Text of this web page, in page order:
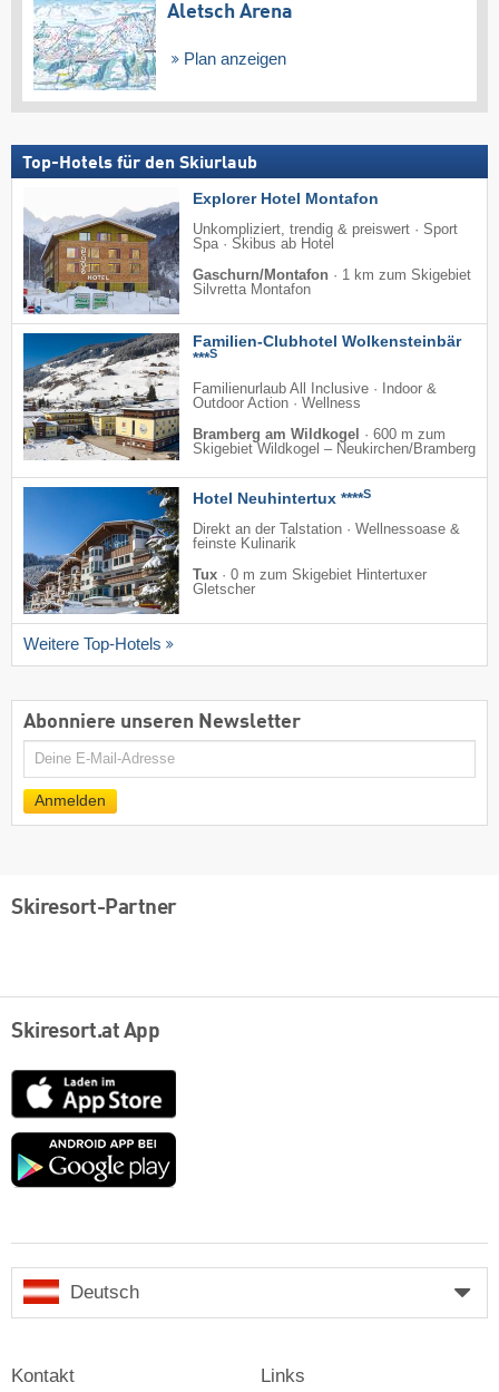
Aletsch Arena
Plan anzeigen
Top-Hotels für den Skiurlaub
Explorer Hotel Montafon
Unkompliziert, trendig & preiswert · Sport
Spa · Skibus ab Hotel
Gaschurn/Montafon · 1 km zum Skigebiet
Silvretta Montafon
Familien-Clubhotel Wolkensteinbär
***S
Familienurlaub All Inclusive · Indoor &
Outdoor Action · Wellness
Bramberg am Wildkogel
· 600 m zum
Skigebiet Wildkogel – Neukirchen/​Bramberg
Hotel Neuhintertux ****S
Direkt an der Talstation · Wellnessoase &
feinste Kulinarik
Tux · 0 m zum Skigebiet Hintertuxer
Gletscher
Weitere Top-Hotels
Abonniere unseren Newsletter
E-
Mail
Anmelden
Skiresort-Partner
Skiresort.at App
App
Store
Google
Deutsch
Kontakt Links